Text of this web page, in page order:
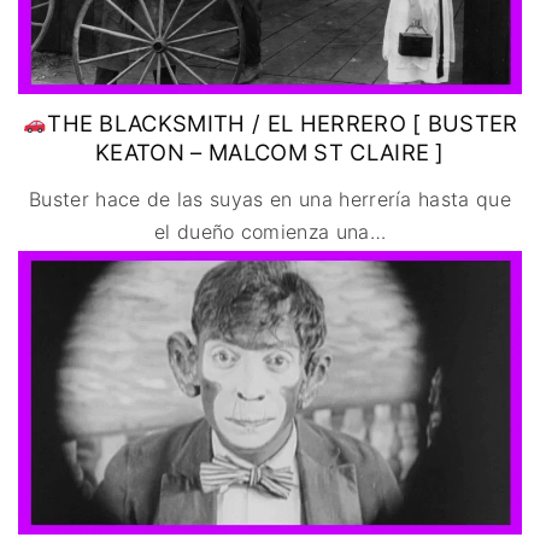
TERROR
WESTERN / CHAMBARA
REINO UNIDO
SERBIA​
SUECIA
THE BLACKSMITH / EL HERRERO [ BUSTER
KEATON – MALCOM ST CLAIRE ]
Buster hace de las suyas en una herrería hasta que
el dueño comienza una…